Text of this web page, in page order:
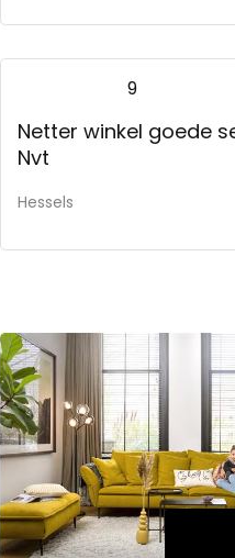
9
Netter winkel goede
Nvt
Hessels